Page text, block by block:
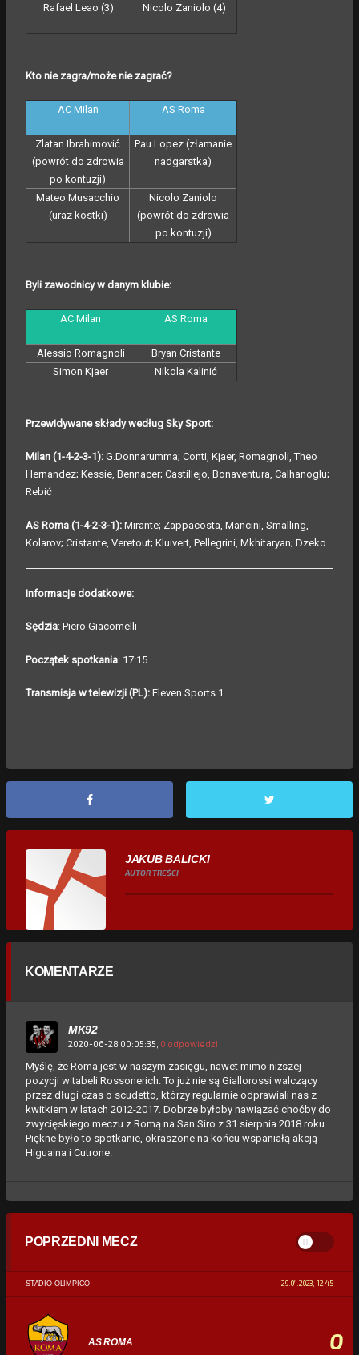
Rafael Leao (3) Nicolo Zaniolo (4)
Kto nie zagra/może nie zagrać?
AC Milan AS Roma
Zlatan Ibrahimović
(powrót do zdrowia
po kontuzji)
Pau Lopez (złamanie
nadgarstka)
Mateo Musacchio
(uraz kostki)
Nicolo Zaniolo
(powrót do zdrowia
po kontuzji)
Byli zawodnicy w danym klubie:
AC Milan AS Roma
Alessio Romagnoli
Bryan Cristante
Simon Kjaer
Nikola Kalinić
Przewidywane składy według Sky Sport:
Milan (1-4-2-3-1): G.Donnarumma; Conti, Kjaer, Romagnoli, Theo
Hernandez; Kessie, Bennacer; Castillejo, Bonaventura, Calhanoglu;
Rebić
AS Roma (1-4-2-3-1): Mirante; Zappacosta, Mancini, Smalling,
Kolarov; Cristante, Veretout; Kluivert, Pellegrini, Mkhitaryan; Dzeko
Informacje dodatkowe:
Sędzia: Piero Giacomelli
Początek spotkania: 17:15
Transmisja w telewizji (PL): Eleven Sports 1
JAKUB BALICKI
AUTOR TREŚCI
KOMENTARZE
MK92
2020-06-28 00:05:35, 0 odpowiedzi
Myślę, że Roma jest w naszym zasięgu, nawet mimo niższej
pozycji w tabeli Rossonerich. To już nie są Giallorossi walczący
przez długi czas o scudetto, którzy regularnie odprawiali nas z
kwitkiem w latach 2012-2017. Dobrze byłoby nawiązać choćby do
zwycięskiego meczu z Romą na San Siro z 31 sierpnia 2018 roku.
Piękne było to spotkanie, okraszone na końcu wspaniałą akcją
Higuaina i Cutrone.
POPRZEDNI MECZ
STADIO OLIMPICO 29.04.2023, 12:45
AS ROMA 0